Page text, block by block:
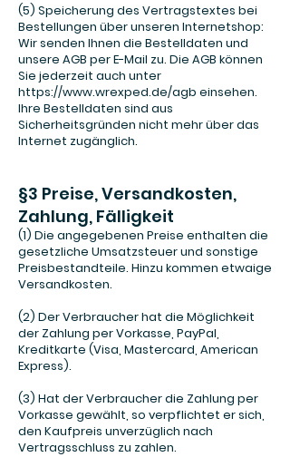
(5) Speicherung des Vertragstextes bei
Bestellungen über unseren Internetshop:
Wir senden Ihnen die Bestelldaten und
unsere AGB per E-Mail zu. Die AGB können
Sie jederzeit auch unter
https://www.wrexped.de/agb einsehen.
Ihre Bestelldaten sind aus
Sicherheitsgründen nicht mehr über das
Internet zugänglich.
§3 Preise, Versandkosten,
Zahlung, Fälligkeit
(1) Die angegebenen Preise enthalten die
gesetzliche Umsatzsteuer und sonstige
Preisbestandteile. Hinzu kommen etwaige
Versandkosten.
(2) Der Verbraucher hat die Möglichkeit
der Zahlung per Vorkasse, PayPal,
Kreditkarte (Visa, Mastercard, American
Express).
(3) Hat der Verbraucher die Zahlung per
Vorkasse gewählt, so verpflichtet er sich,
den Kaufpreis unverzüglich nach
Vertragsschluss zu zahlen.